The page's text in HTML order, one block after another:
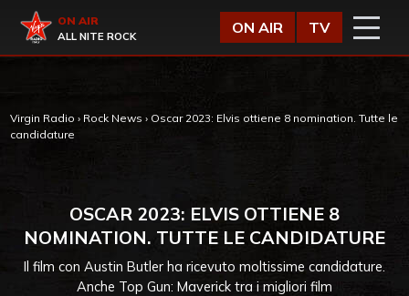
Virgin Radio
ON AIR
ALL NITE ROCK
ON AIR TV
Virgin Radio › Rock News › Oscar 2023: Elvis ottiene 8 nomination. Tutte le
candidature
OSCAR 2023: ELVIS OTTIENE 8
NOMINATION. TUTTE LE CANDIDATURE
Il film con Austin Butler ha ricevuto moltissime candidature.
Anche Top Gun: Maverick tra i migliori film